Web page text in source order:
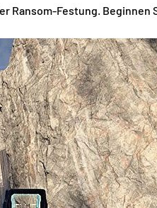
Ransom-Festung. Beginnen